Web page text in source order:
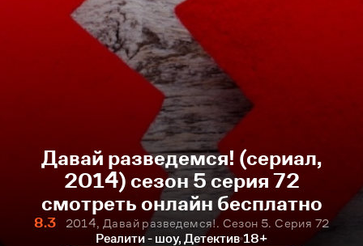
Давай разведемся! (сериал,
2014) сезон 5 серия 72
смотреть онлайн бесплатно
8.3
2014, Давай разведемся!. Сезон 5. Серия 72
Реалити - шоу, Детектив 18+